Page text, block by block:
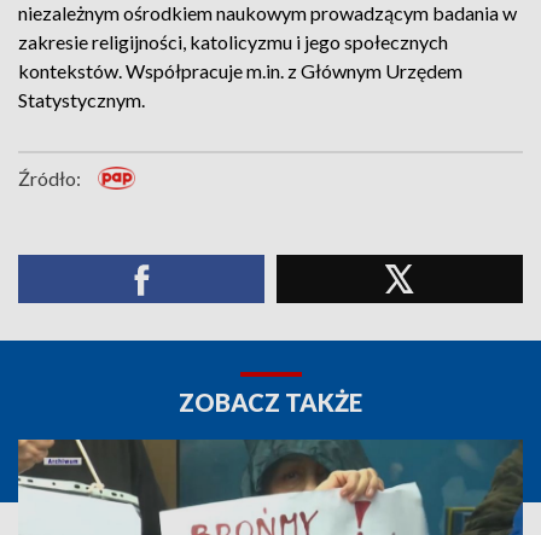
niezależnym ośrodkiem naukowym prowadzącym badania w
zakresie religijności, katolicyzmu i jego społecznych
kontekstów. Współpracuje m.in. z Głównym Urzędem
Statystycznym.
Źródło:
ZOBACZ TAKŻE